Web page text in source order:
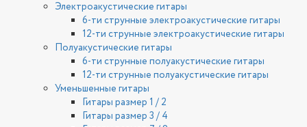
Электроакустические гитары
6-ти струнные электроакустические гитары
12-ти струнные электроакустические гитары
Полуакустические гитары
6-ти струнные полуакустические гитары
12-ти струнные полуакустические гитары
Уменьшенные гитары
Гитары размер 1 / 2
Гитары размер 3 / 4